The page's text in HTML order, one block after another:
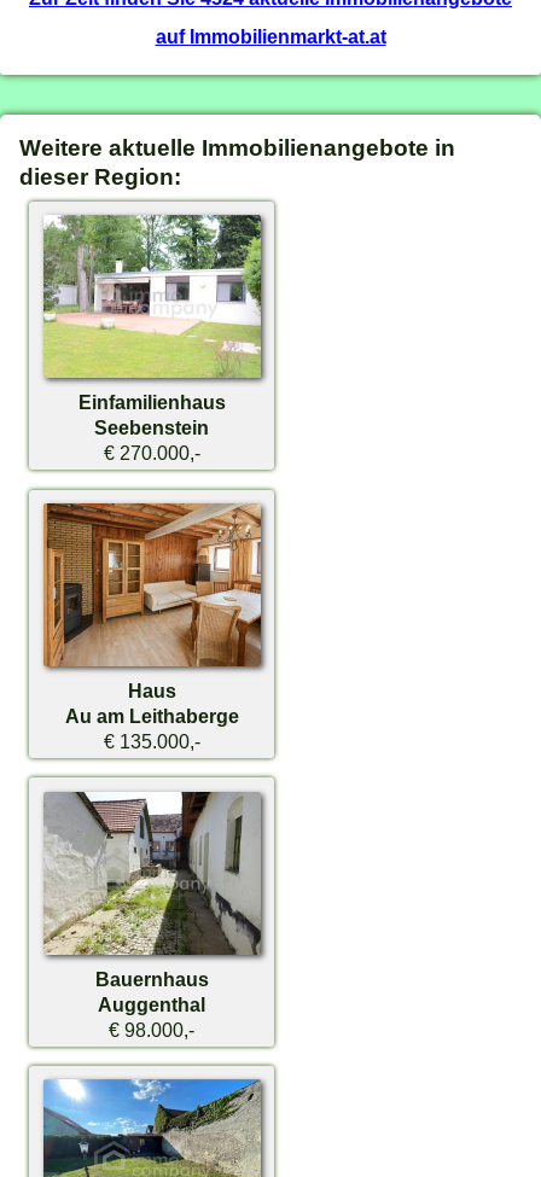
auf Immobilienmarkt-at.at
Weitere aktuelle Immobilienangebote in
dieser Region:
Einfamilienhaus
Seebenstein
€ 270.000,-
Haus
Au am Leithaberge
€ 135.000,-
Bauernhaus
Auggenthal
€ 98.000,-